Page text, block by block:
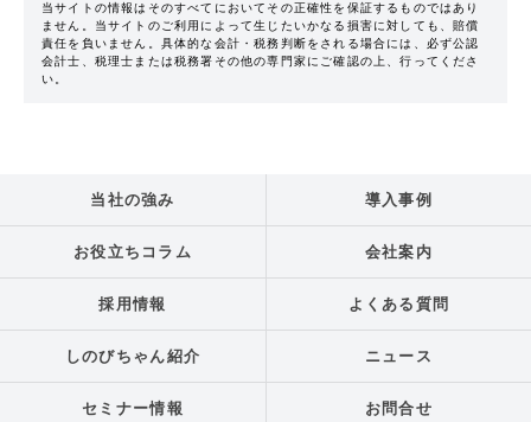
当サイトの情報はそのすべてにおいてその正確性を保証するものではあり
ません。当サイトのご利用によって生じたいかなる損害に対しても、賠償
責任を負いません。具体的な会計・税務判断をされる場合には、必ず公認
会計士、税理士または税務署その他の専門家にご確認の上、行ってくださ
い。
当社の強み 導入事例
お役立ちコラム 会社案内
採用情報 よくある質問
しのびちゃん紹介 ニュース
セミナー情報 お問合せ